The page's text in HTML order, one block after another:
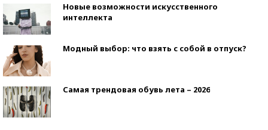
Новые возможности искусственного
интеллекта
Модный выбор: что взять с собой в отпуск?
Самая трендовая обувь лета – 2026